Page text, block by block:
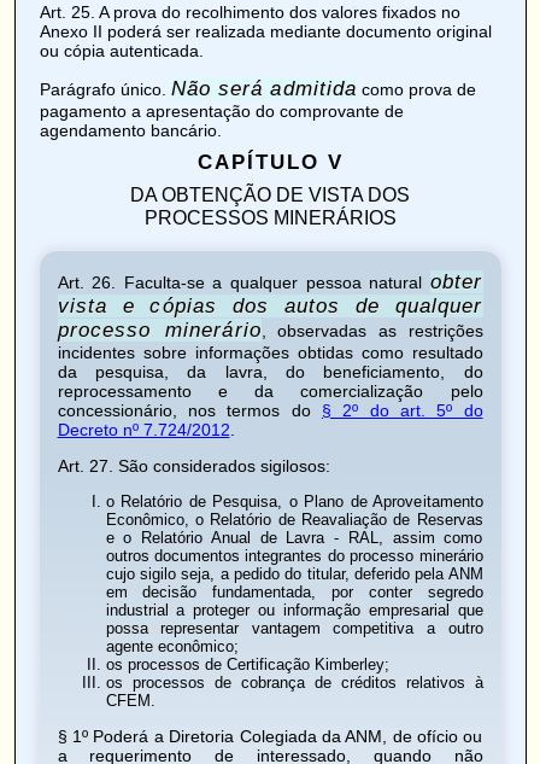
Art. 25. A prova do recolhimento dos valores fixados no
Anexo II poderá ser realizada mediante documento original
ou cópia autenticada.
Parágrafo único. Não será admitida como prova de
pagamento a apresentação do comprovante de
agendamento bancário.
CAPÍTULO V
DA OBTENÇÃO DE VISTA DOS
PROCESSOS MINERÁRIOS
Art. 26 . Faculta-se a qualquer pessoa naturalobter
vista e cópias dos autos de qualquer
processo minerário, observadas as restrições
incidentes sobre informações obtidas como resultado
da pesquisa, da lavra, do beneficiamento, do
reprocessamento e da comercialização pelo
concessionário, nos termos do § 2º do art. 5º do
Decreto nº 7.724/2012
Art. 27 . São considerados sigilosos:
o Relatório de Pesquisa, o Plano de Aproveitamento
Econômico, o Relatório de Reavaliação de Reservas
e o Relatório Anual de Lavra - RAL, assim como
outros documentos integrantes do processo minerário
cujo sigilo seja, a pedido do titular, deferido pela ANM
em decisão fundamentada, por conter segredo
industrial a proteger ou informação empresarial que
possa representar vantagem competitiva a outro
agente econômico;
os processos de Certificação Kimberley;
os processos de cobrança de créditos relativos à
CFEM.
§ 1º Poderá a Diretoria Colegiada da ANM, de ofício ou
a requerimento de interessado, quando não